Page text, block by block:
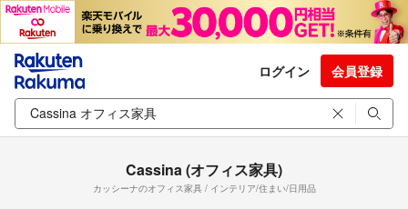
ログイン 会員登録
Cassina (オフィス家具)
カッシーナのオフィス家具 / インテリア/住まい/日用品